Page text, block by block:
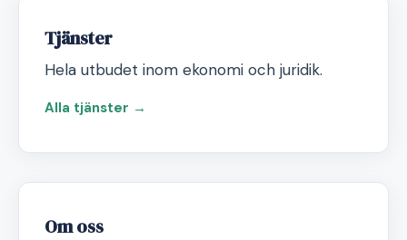
Tjänster
Hela utbudet inom ekonomi och juridik.
Alla tjänster →
Om oss